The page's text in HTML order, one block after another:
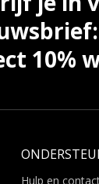
10%
Hulp en